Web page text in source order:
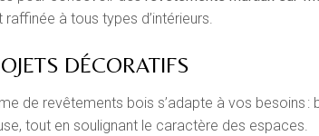
à tous types d’intérieurs.
DÉCORATIFS
de revêtements bois s’adapte à vos besoins :
tout en soulignant le caractère des espaces.